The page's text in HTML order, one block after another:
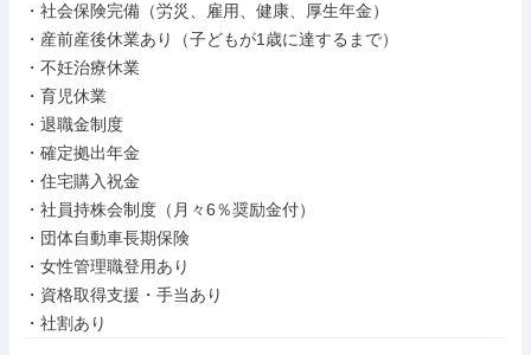
・社会保険完備（労災、雇用、健康、厚生年金）
・産前産後休業あり（子どもが1歳に達するまで）
・不妊治療休業
・育児休業
・退職金制度
・確定拠出年金
・住宅購入祝金
・社員持株会制度（月々6％奨励金付）
・団体自動車長期保険
・女性管理職登用あり
・資格取得支援・手当あり
・社割あり